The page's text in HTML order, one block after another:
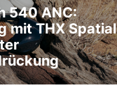
540 ANC:
mit THX Spatial